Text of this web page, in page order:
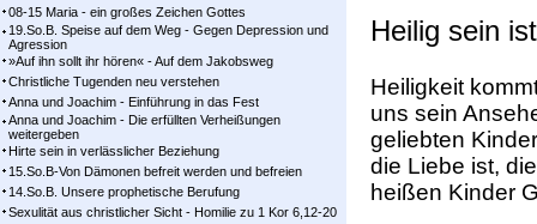
08-15 Maria - ein großes Zeichen Gottes
19.So.B. Speise auf dem Weg - Gegen Depression und
Agression
»Auf ihn sollt ihr hören« - Auf dem Jakobsweg
Christliche Tugenden neu verstehen
Anna und Joachim - Einführung in das Fest
Anna und Joachim - Die erfüllten Verheißungen
weitergeben
Hirte sein in verlässlicher Beziehung
15.So.B-Von Dämonen befreit werden und befreien
14.So.B. Unsere prophetische Berufung
Sexulität aus christlicher Sicht - Homilie zu 1 Kor 6,12-20
Heilig sein
Heiligkeit
uns sein
geliebten
die Liebe ist,
heißen Kinder